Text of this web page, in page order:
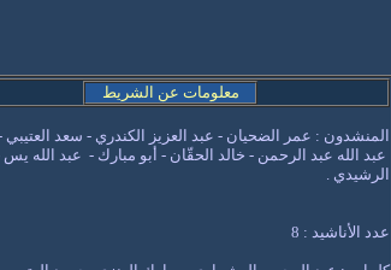
معلومات عن الشريط
المنشدون : عمر الضحيان - عبد العزيز الكندري - سعد العتيبي
عبد الله عبد الرحمن - خالد الحقّان - أبو مبارك - عبد الله
الرشيدي .
عدد الأناشيد : 8